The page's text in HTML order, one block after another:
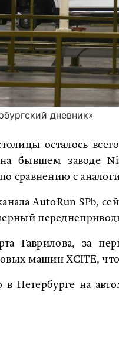
дневник»
осталось
бывшем заводе
сравнению с
AutoRun SPb,
Гаврилова, за
машин XCITE,
в Петербурге на